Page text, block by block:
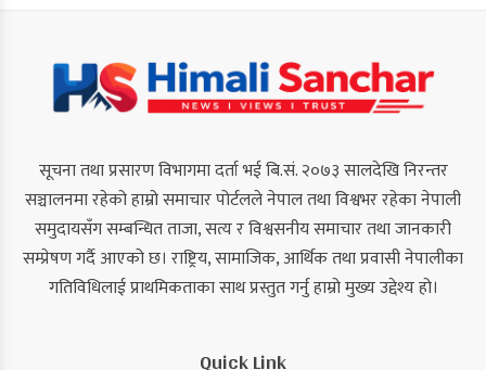
सूचना तथा प्रसारण विभागमा दर्ता भई बि.सं. २०७३ सालदेखि निरन्तर
सञ्चालनमा रहेको हाम्रो समाचार पोर्टलले नेपाल तथा विश्वभर रहेका नेपाली
समुदायसँग सम्बन्धित ताजा, सत्य र विश्वसनीय समाचार तथा जानकारी
सम्प्रेषण गर्दै आएको छ। राष्ट्रिय, सामाजिक, आर्थिक तथा प्रवासी नेपालीका
गतिविधिलाई प्राथमिकताका साथ प्रस्तुत गर्नु हाम्रो मुख्य उद्देश्य हो।
Quick Link